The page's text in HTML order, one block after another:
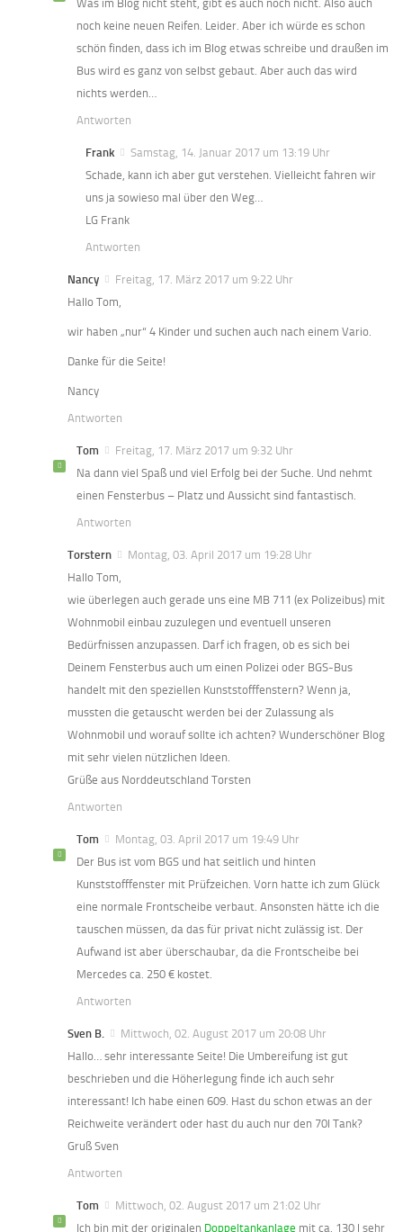
Was im Blog nicht steht, gibt es auch noch nicht. Also auch
noch keine neuen Reifen. Leider. Aber ich würde es schon
schön finden, dass ich im Blog etwas schreibe und draußen im
Bus wird es ganz von selbst gebaut. Aber auch das wird
nichts werden…
Antworten
Frank
Samstag, 14. Januar 2017 um 13:19 Uhr
Schade, kann ich aber gut verstehen. Vielleicht fahren wir
uns ja sowieso mal über den Weg…
LG Frank
Antworten
Nancy
Freitag, 17. März 2017 um 9:22 Uhr
Hallo Tom,
wir haben „nur“ 4 Kinder und suchen auch nach einem Vario.
Danke für die Seite!
Nancy
Antworten
Tom
Freitag, 17. März 2017 um 9:32 Uhr
Na dann viel Spaß und viel Erfolg bei der Suche. Und nehmt
einen Fensterbus – Platz und Aussicht sind fantastisch.
Antworten
Torstern
Montag, 03. April 2017 um 19:28 Uhr
Hallo Tom,
wie überlegen auch gerade uns eine MB 711 (ex Polizeibus) mit
Wohnmobil einbau zuzulegen und eventuell unseren
Bedürfnissen anzupassen. Darf ich fragen, ob es sich bei
Deinem Fensterbus auch um einen Polizei oder BGS-Bus
handelt mit den speziellen Kunststofffenstern? Wenn ja,
mussten die getauscht werden bei der Zulassung als
Wohnmobil und worauf sollte ich achten? Wunderschöner Blog
mit sehr vielen nützlichen Ideen.
Grüße aus Norddeutschland Torsten
Antworten
Tom
Montag, 03. April 2017 um 19:49 Uhr
Der Bus ist vom BGS und hat seitlich und hinten
Kunststofffenster mit Prüfzeichen. Vorn hatte ich zum Glück
eine normale Frontscheibe verbaut. Ansonsten hätte ich die
tauschen müssen, da das für privat nicht zulässig ist. Der
Aufwand ist aber überschaubar, da die Frontscheibe bei
Mercedes ca. 250 € kostet.
Antworten
Sven B.
Mittwoch, 02. August 2017 um 20:08 Uhr
Hallo… sehr interessante Seite! Die Umbereifung ist gut
beschrieben und die Höherlegung finde ich auch sehr
interessant! Ich habe einen 609. Hast du schon etwas an der
Reichweite verändert oder hast du auch nur den 70l Tank?
Gruß Sven
Antworten
Tom
Mittwoch, 02. August 2017 um 21:02 Uhr
Ich bin mit der originalen Doppeltankanlage mit ca. 130 l sehr